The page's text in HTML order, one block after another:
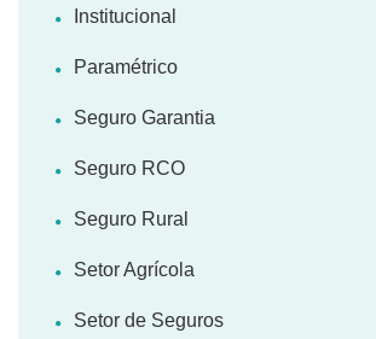
Institucional
Paramétrico
Seguro Garantia
Seguro RCO
Seguro Rural
Setor Agrícola
Setor de Seguros